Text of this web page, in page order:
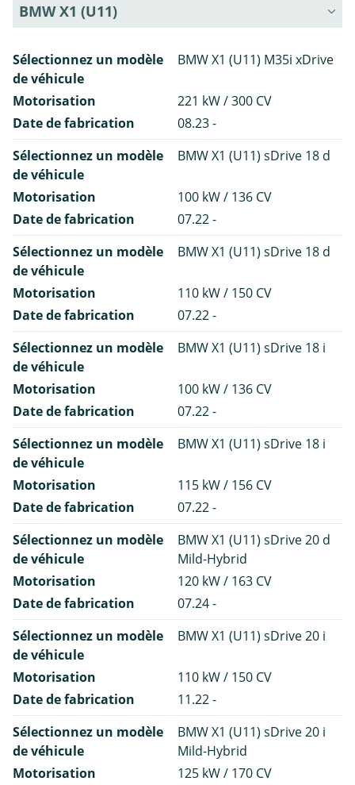
BMW X1 (U11)
Sélectionnez un modèle
de véhicule
BMW X1 (U11) M35i xDrive
Motorisation
221 kW / 300 CV
Date de fabrication
08.23 -
Sélectionnez un modèle
de véhicule
BMW X1 (U11) sDrive 18 d
Motorisation
100 kW / 136 CV
Date de fabrication
07.22 -
Sélectionnez un modèle
de véhicule
BMW X1 (U11) sDrive 18 d
Motorisation
110 kW / 150 CV
Date de fabrication
07.22 -
Sélectionnez un modèle
de véhicule
BMW X1 (U11) sDrive 18 i
Motorisation
100 kW / 136 CV
Date de fabrication
07.22 -
Sélectionnez un modèle
de véhicule
BMW X1 (U11) sDrive 18 i
Motorisation
115 kW / 156 CV
Date de fabrication
07.22 -
Sélectionnez un modèle
de véhicule
BMW X1 (U11) sDrive 20 d
Mild-Hybrid
Motorisation
120 kW / 163 CV
Date de fabrication
07.24 -
Sélectionnez un modèle
de véhicule
BMW X1 (U11) sDrive 20 i
Motorisation
110 kW / 150 CV
Date de fabrication
11.22 -
Sélectionnez un modèle
de véhicule
BMW X1 (U11) sDrive 20 i
Mild-Hybrid
Motorisation
125 kW / 170 CV